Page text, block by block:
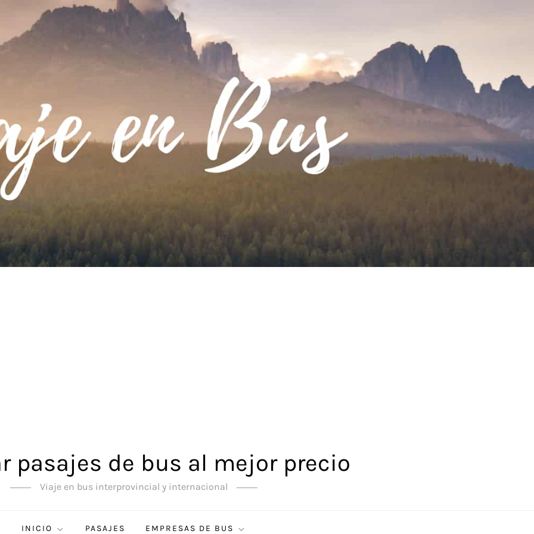
pasajes de bus al mejor precio
Viaje en bus interprovincial y internacional
INICIO PASAJES EMPRESAS DE BUS